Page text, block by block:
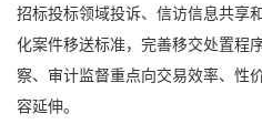
招标投标领域投诉、信访信息共享
化案件移送标准，完善移交处置程
察、审计监督重点向交易效率、性
容延伸。